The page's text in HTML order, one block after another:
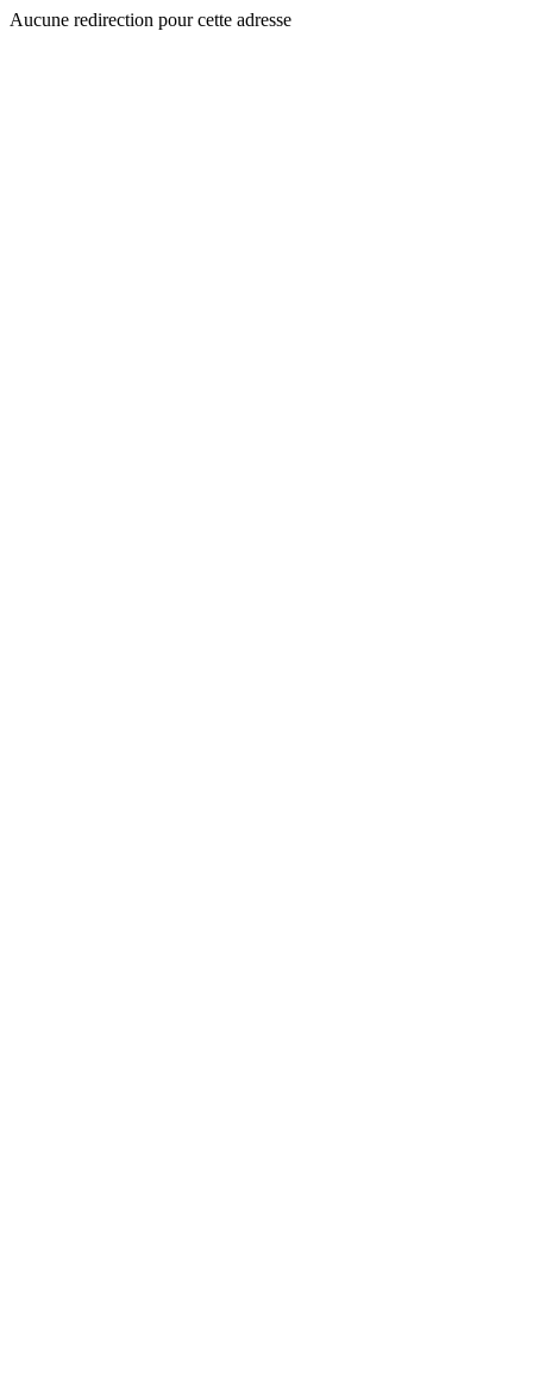
Aucune redirection pour cette adresse